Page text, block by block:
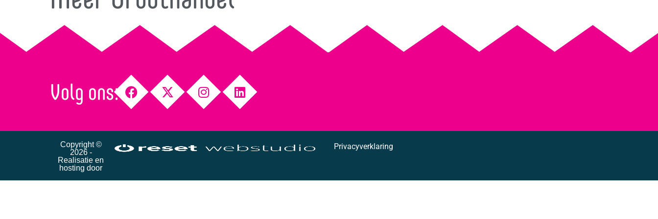
Volg ons:
Copyright ©
2026 -
Realisatie en
hosting door
Privacyverklaring